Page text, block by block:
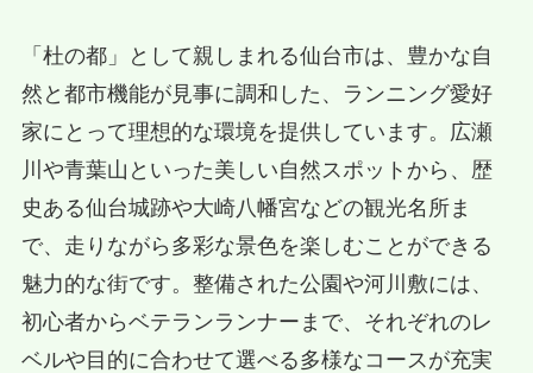
「杜の都」として親しまれる仙台市は、豊かな自
然と都市機能が見事に調和した、ランニング愛好
家にとって理想的な環境を提供しています。広瀬
川や青葉山といった美しい自然スポットから、歴
史ある仙台城跡や大崎八幡宮などの観光名所ま
で、走りながら多彩な景色を楽しむことができる
魅力的な街です。整備された公園や河川敷には、
初心者からベテランランナーまで、それぞれのレ
ベルや目的に合わせて選べる多様なコースが充実